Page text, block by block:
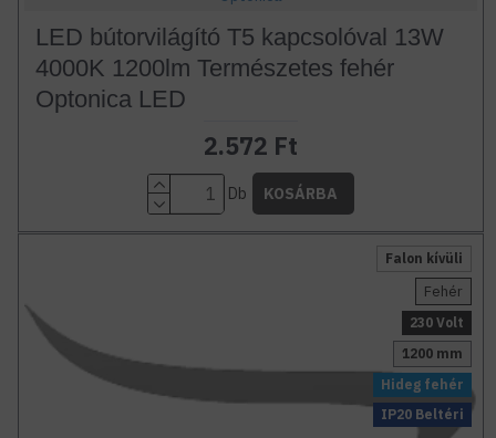
LED bútorvilágító T5 kapcsolóval 13W
4000K 1200lm Természetes fehér
Optonica LED
2.572 Ft
Db KOSÁRBA
Hideg fehér
Falon kívüli
IP20 Beltéri
Fehér
230 Volt
1200 mm